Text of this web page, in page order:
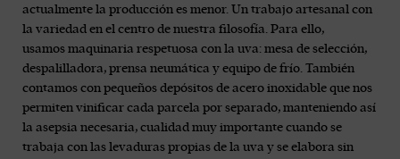
actualmente la producción es menor. Un trabajo artesanal con
la variedad en el centro de nuestra filosofía. Para ello,
usamos maquinaria respetuosa con la uva: mesa de selección,
despalilladora, prensa neumática y equipo de frío. También
contamos con pequeños depósitos de acero inoxidable que nos
permiten vinificar cada parcela por separado, manteniendo así
la asepsia necesaria, cualidad muy importante cuando se
trabaja con las levaduras propias de la uva y se elabora sin